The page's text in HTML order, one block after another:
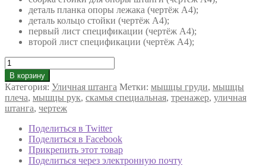
деталь планка опоры лежака (чертёж А4);
деталь кольцо стойки (чертёж А4);
первый лист спецификации (чертёж А4);
второй лист спецификации (чертёж А4);
Количество
товара
Тренажер
скамья
для
жима
лёжа
Street
Barbell
№4150w
В корзину
Категория: Уличная штанга Метки: мышцы груди, мышцы
плеча, мышцы рук, скамья специальная, тренажер, уличная
штанга, чертеж
Поделиться в Twitter
Поделиться в Facebook
Прикрепить этот товар
Поделиться через электронную почту